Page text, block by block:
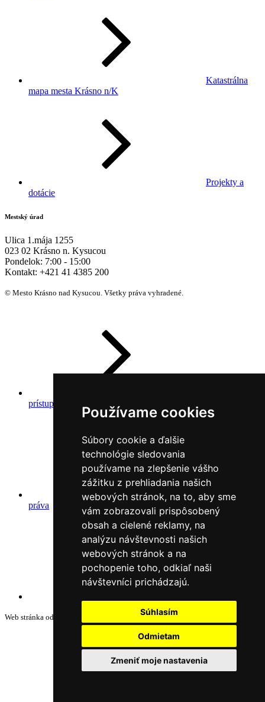
Používame cookies
Súbory cookie a ďalšie
technológie sledovania
používame na zlepšenie vášho
zážitku z prehliadania našich
webových stránok, na to, aby sme
vám zobrazovali prispôsobený
obsah a cielené reklamy, na
analýzu návštevnosti našich
webových stránok a na
pochopenie toho, odkiaľ naši
návštevníci prichádzajú.
Súhlasím
Odmietam
Zmeniť moje nastavenia
Katastrálna
mapa mesta Krásno n/K
Projekty a
dotácie
Mestský úrad
Ulica 1.mája 1255
023 02 Krásno n. Kysucou
Pondelok: 7:00 - 15:00
Kontakt: +421 41 4385 200
© Mesto Krásno nad Kysucou. Všetky práva vyhradené.
prístupnosti
Autorské
práva
Web stránka od